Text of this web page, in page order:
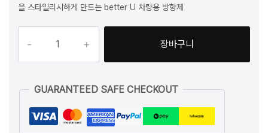
가
격:
₩180,000.
가
을 스타일리시하게 만드는 better U 차량용 방향제
장바구니
GUARANTEED SAFE CHECKOUT